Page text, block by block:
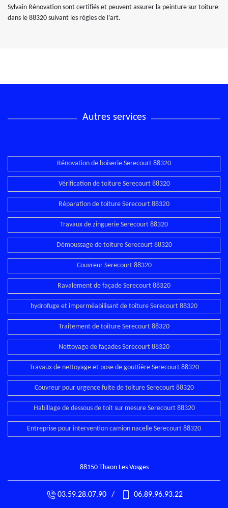
Sylvain Rénovation sont certifiés et peuvent assurer la peinture sur toiture
dans le 88320 suivant les règles de l’art.
Autres services
Rénovation de boiserie Serecourt 88320
Vérification de toiture Serecourt 88320
Réparation de toiture Serecourt 88320
Travaux de zinguerie Serecourt 88320
Démoussage de toiture Serecourt 88320
Couvreur Serecourt 88320
Ravalement de façade Serecourt 88320
hydrofuge et imperméabilisant de toiture Serecourt 88320
Traitement de toiture Serecourt 88320
Nettoyage de façades Serecourt 88320
Travaux de nettoyage et pose de gouttière Serecourt 88320
Couvreur pour urgence fuite de toiture Serecourt 88320
Habillage de dessous de toit sur mesure Serecourt 88320
Entreprise pour intervention camion nacelle Serecourt 88320
88150 Thaon Les Vosges
03.59.28.07.90 / 06.89.96.93.22